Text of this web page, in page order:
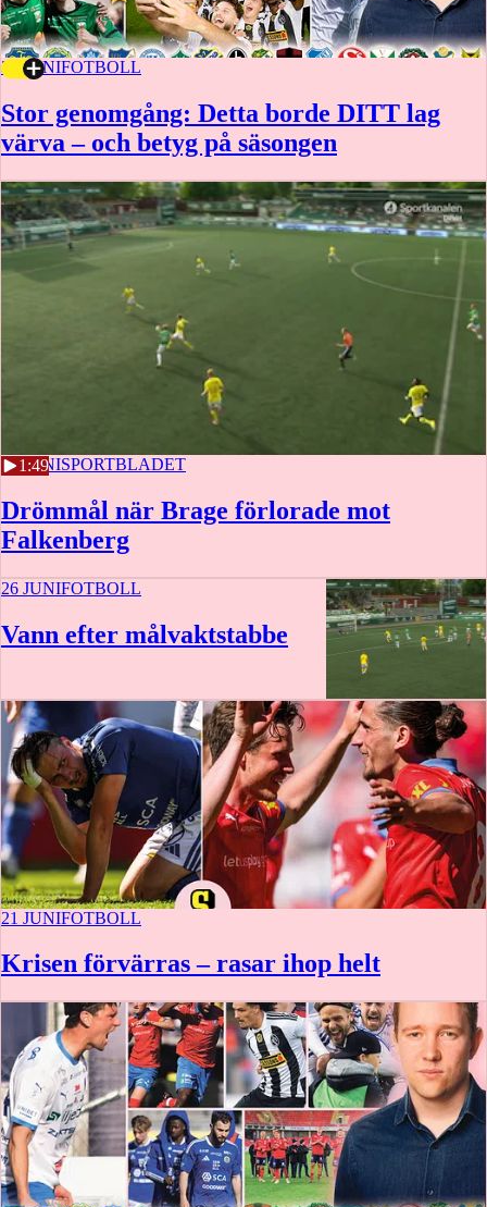
30 JUNIFOTBOLL
Stor genomgång: Detta borde DITT lag
värva – och betyg på säsongen
1:49
26 JUNISPORTBLADET
Drömmål när Brage förlorade mot
Falkenberg
26 JUNIFOTBOLL
Vann efter målvaktstabbe
21 JUNIFOTBOLL
Krisen förvärras – rasar ihop helt